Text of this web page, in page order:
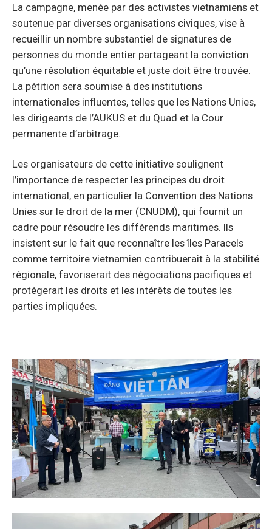
La campagne, menée par des activistes vietnamiens et
soutenue par diverses organisations civiques, vise à
recueillir un nombre substantiel de signatures de
personnes du monde entier partageant la conviction
qu’une résolution équitable et juste doit être trouvée.
La pétition sera soumise à des institutions
internationales influentes, telles que les Nations Unies,
les dirigeants de l’AUKUS et du Quad et la Cour
permanente d’arbitrage.
Les organisateurs de cette initiative soulignent
l’importance de respecter les principes du droit
international, en particulier la Convention des Nations
Unies sur le droit de la mer (CNUDM), qui fournit un
cadre pour résoudre les différends maritimes. Ils
insistent sur le fait que reconnaître les îles Paracels
comme territoire vietnamien contribuerait à la stabilité
régionale, favoriserait des négociations pacifiques et
protégerait les droits et les intérêts de toutes les
parties impliquées.